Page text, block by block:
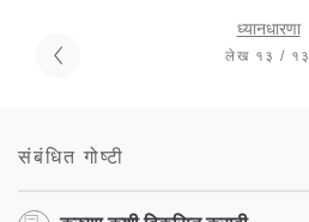
ध्यानधारणा
लेख १३ / १३
संबंधित गोष्टी